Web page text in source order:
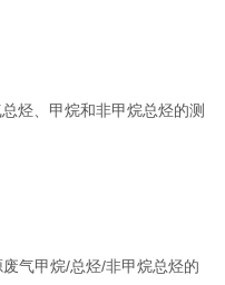
、甲烷和非甲烷总烃的测
气甲烷/总烃/非甲烷总烃的